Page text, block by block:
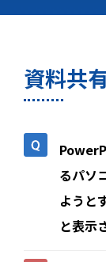
資料共
るパソ
ようと
と表示